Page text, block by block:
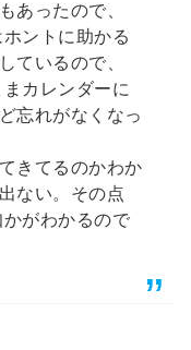
あったので、
ントに助かる
ているので、
カレンダーに
忘れがなくなっ
きてるのかわか
ない。その点
がわかるので